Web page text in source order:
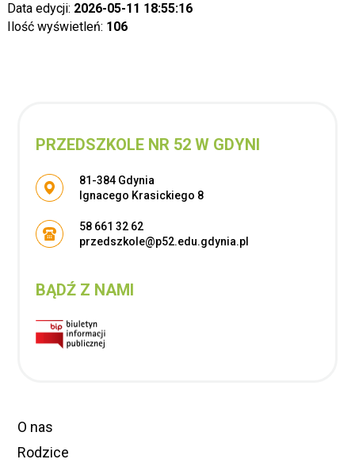
Data edycji: 2026-05-11 18:55:16
Ilość wyświetleń: 106
PRZEDSZKOLE NR 52 W GDYNI
Adres pocztowy:
81-384 Gdynia
Ignacego Krasickiego 8
58 661 32 62
przedszkole@p52.edu.gdynia.pl
BĄDŹ Z NAMI
O nas
Rodzice